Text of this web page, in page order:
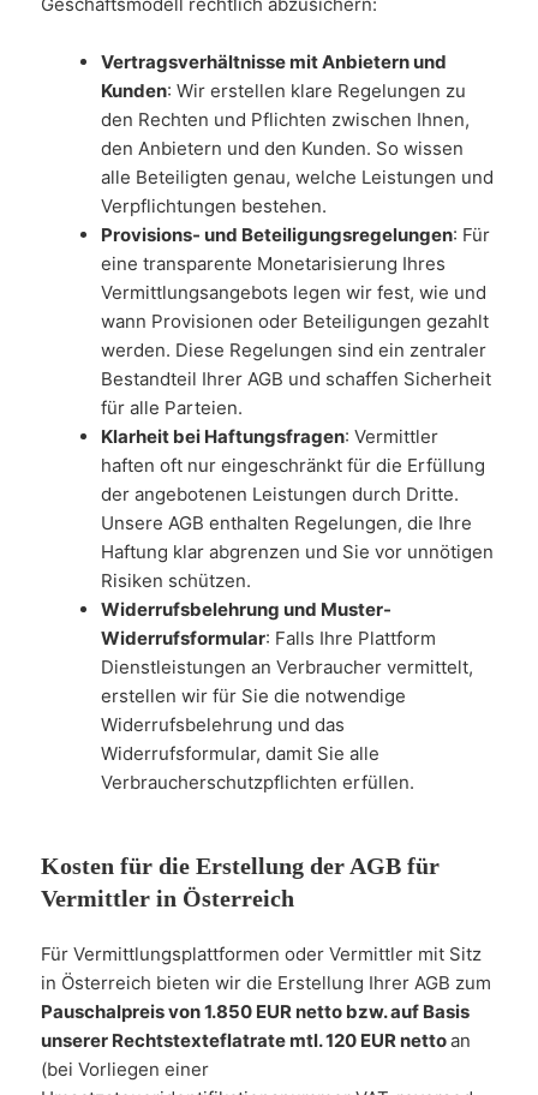
Vertragsverhältnisse mit Anbietern und
Kunden: Wir erstellen klare Regelungen zu
den Rechten und Pflichten zwischen Ihnen,
den Anbietern und den Kunden. So wissen
alle Beteiligten genau, welche Leistungen und
Verpflichtungen bestehen.
Provisions- und Beteiligungsregelungen: Für
eine transparente Monetarisierung Ihres
Vermittlungsangebots legen wir fest, wie und
wann Provisionen oder Beteiligungen gezahlt
werden. Diese Regelungen sind ein zentraler
Bestandteil Ihrer AGB und schaffen Sicherheit
für alle Parteien.
Klarheit bei Haftungsfragen: Vermittler
haften oft nur eingeschränkt für die Erfüllung
der angebotenen Leistungen durch Dritte.
Unsere AGB enthalten Regelungen, die Ihre
Haftung klar abgrenzen und Sie vor unnötigen
Risiken schützen.
Widerrufsbelehrung und Muster-
Widerrufsformular: Falls Ihre Plattform
Dienstleistungen an Verbraucher vermittelt,
erstellen wir für Sie die notwendige
Widerrufsbelehrung und das
Widerrufsformular, damit Sie alle
Verbraucherschutzpflichten erfüllen.
Kosten für die Erstellung der AGB für
Vermittler in Österreich
Für Vermittlungsplattformen oder Vermittler mit Sitz
in Österreich bieten wir die Erstellung Ihrer AGB zum
Pauschalpreis von 1.850 EUR netto bzw. auf Basis
unserer Rechtstexteflatrate mtl. 120 EUR nettoan
(bei Vorliegen einer